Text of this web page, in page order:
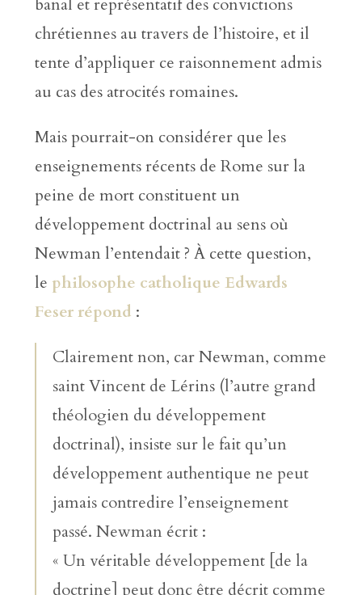
banal et représentatif des convictions
chrétiennes au travers de l’histoire, et il
tente d’appliquer ce raisonnement admis
au cas des atrocités romaines.
Mais pourrait-on considérer que les
enseignements récents de Rome sur la
peine de mort constituent un
développement doctrinal au sens où
Newman l’entendait ? À cette question,
le philosophe catholique Edwards
Feser répond :
Clairement non, car Newman, comme
saint Vincent de Lérins (l’autre grand
théologien du développement
doctrinal), insiste sur le fait qu’un
développement authentique ne peut
jamais contredire l’enseignement
passé. Newman écrit :
« Un véritable développement [de la
doctrine] peut donc être décrit comme